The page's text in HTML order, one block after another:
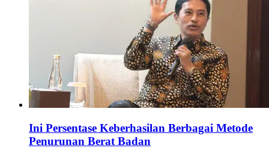
Ini Persentase Keberhasilan Berbagai Metode
Penurunan Berat Badan